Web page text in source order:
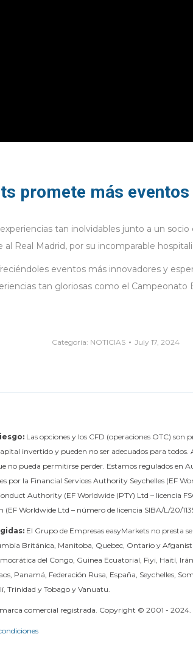
promete más
tan inolvidables junto a un
Real Madrid, por su incomparable
eventos más innovadores y
tan gloriosas como el
Categoría: NOTICIAS July 17, 2024
Las opciones y los CFD (operaciones OTC)
invertido y pueden no ser adecuados para
no pueda permitirse perder. Estamos regulados en
por la Financial Services Authority Seychelles (EF
Authority (EF Worldwide (PTY) Ltd – licencia
(EF Worldwide Ltd – número de licencia SIBA/L/20/
El Grupo de Empresas easyMarkets no presta
Británica, Manitoba, Quebec, Ontario y
del Congo, Guinea Ecuatorial, Fiyi, Haití,
Panamá, Federación Rusa, España, Seychelles,
Trinidad y Tobago y Vanuatu.
comercial registrada. Copyright © 2001 - 2024.